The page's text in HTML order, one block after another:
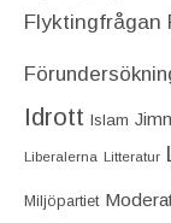
Flyktingfrågan
Idrott Islam
Liberalerna Litteratur
Miljöpartiet